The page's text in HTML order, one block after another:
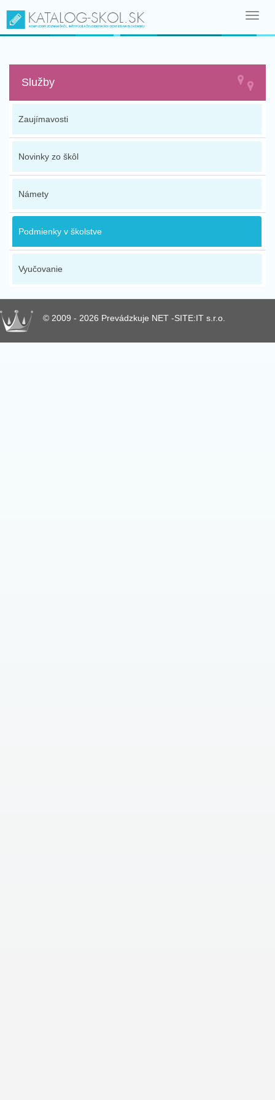
Služby
Zaujímavosti
Novinky zo škôl
Námety
Podmienky v školstve
Vyučovanie
© 2009 - 2026 Prevádzkuje NET -SITE:IT s.r.o.